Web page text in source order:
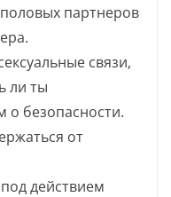
партнеров
связи,
ли ты
о безопасности.
от
действием